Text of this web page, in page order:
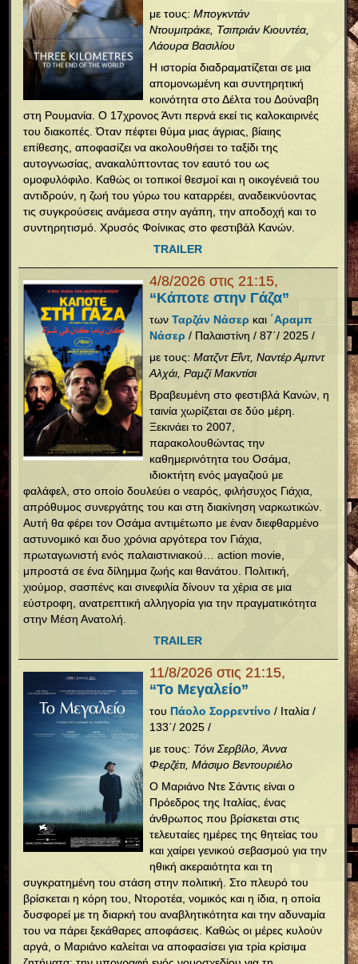
με τους:Μπογκντάν
Ντουμιτράκε, Τσιπριάν Κιουντέα,
Λάουρα Βασιλίου
Η ιστορία διαδραματίζεται σε μια
απομονωμένη και συντηρητική
κοινότητα στο Δέλτα του Δούναβη
στη Ρουμανία. Ο 17χρονος Άντι περνά εκεί τις καλοκαιρινές
του διακοπές. Όταν πέφτει θύμα μιας άγριας, βίαιης
επίθεσης, αποφασίζει να ακολουθήσει το ταξίδι της
αυτογνωσίας, ανακαλύπτοντας τον εαυτό του ως
ομοφυλόφιλο. Καθώς οι τοπικοί θεσμοί και η οικογένειά του
αντιδρούν, η ζωή του γύρω του καταρρέει, αναδεικνύοντας
τις συγκρούσεις ανάμεσα στην αγάπη, την αποδοχή και το
συντηρητισμό. Χρυσός Φοίνικας στο φεστιβάλ Κανών.
TRAILER
4/8/2026 στις 21:15,
“Κάποτε στην Γάζα”
τωνΤαρζάν Νάσερ και ΄Αραμπ
Νάσερ / Παλαιστίνη / 87΄/ 2025 /
με τους:Ματζντ Εΐντ, Ναντέρ Αμπντ
Αλχάι, Ραμζί Μακντίσι
Βραβευμένη στο φεστιβλά Κανών, η
ταινία χωρίζεται σε δύο μέρη.
Ξεκινάει το 2007,
παρακολουθώντας την
καθημερινότητα του Οσάμα,
ιδιοκτήτη ενός μαγαζιού με
φαλάφελ, στο οποίο δουλεύει ο νεαρός, φιλήσυχος Γιάχια,
απρόθυμος συνεργάτης του και στη διακίνηση ναρκωτικών.
Αυτή θα φέρει τον Οσάμα αντιμέτωπο με έναν διεφθαρμένο
αστυνομικό και δυο χρόνια αργότερα τον Γιάχια,
πρωταγωνιστή ενός παλαιστινιακού… action movie,
μπροστά σε ένα δίλημμα ζωής και θανάτου. Πολιτική,
χιούμορ, σασπένς και σινεφιλία δίνουν τα χέρια σε μια
εύστροφη, ανατρεπτική αλληγορία για την πραγματικότητα
στην Μέση Ανατολή.
TRAILER
11/8/2026 στις 21:15,
“Το Μεγαλείο”
του Πάολο Σορρεντίνο / Ιταλία /
133΄/ 2025 /
με τους: Τόνι Σερβίλο, Άννα
Φερζέτι, Μάσιμο Βεντουριέλο
Ο Μαριάνο Ντε Σάντις είναι ο
Πρόεδρος της Ιταλίας, ένας
άνθρωπος που βρίσκεται στις
τελευταίες ημέρες της θητείας του
και χαίρει γενικού σεβασμού για την
ηθική ακεραιότητα και τη
συγκρατημένη του στάση στην πολιτική. Στο πλευρό του
βρίσκεται η κόρη του, Ντοροτέα, νομικός και η ίδια, η οποία
δυσφορεί με τη διαρκή του αναβλητικότητα και την αδυναμία
του να πάρει ξεκάθαρες αποφάσεις. Καθώς οι μέρες κυλούν
αργά, ο Μαριάνο καλείται να αποφασίσει για τρία κρίσιμα